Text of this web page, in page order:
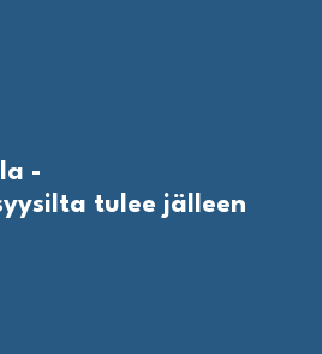
-
tulee jälleen